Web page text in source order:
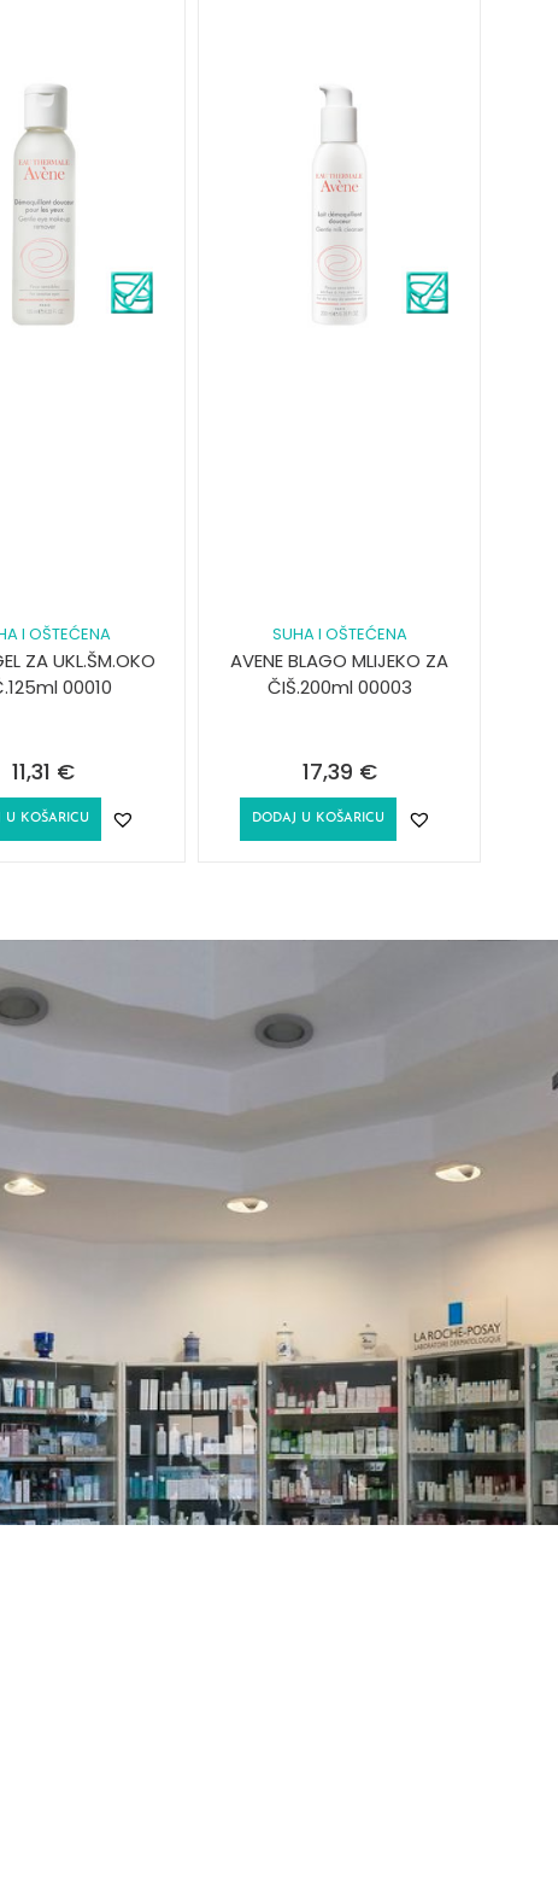
I OŠTEĆENA
ZA UKL.ŠM.OKO
00010
11,31 €
U KOŠARICU
SUHA I OŠTEĆENA
AVENE BLAGO MLIJEKO ZA
ČIŠ.200ml 00003
17,39 €
DODAJ U KOŠARICU